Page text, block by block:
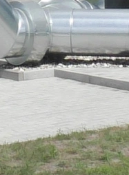
werden